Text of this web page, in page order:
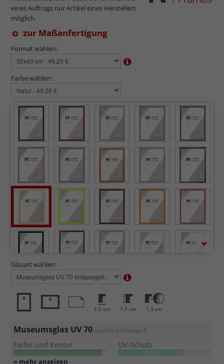
eines Auftrags nur Artikel eines Herstellers
möglich.
zur Maßanfertigung
Format wählen:
Farbe wählen:
Glasart wählen:
1,5 cm 1,7 cm 1,3 cm
Museumsglas UV 70 optisch entspiegelt
Farbe und Kontur UV-Schutz
70%